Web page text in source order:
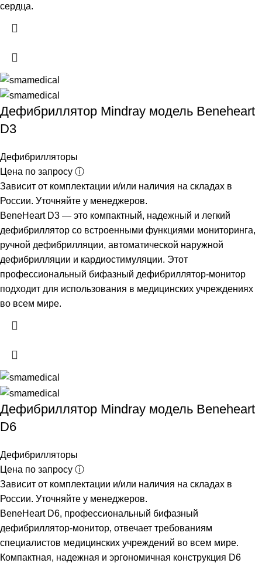
сердца.
Дефибриллятор Mindray модель Beneheart
D3
Дефибрилляторы
Цена по запросу ⓘ
Зависит от комплектации и/или наличия на складах в
России. Уточняйте у менеджеров.
BeneHeart D3 — это компактный, надежный и легкий
дефибриллятор со встроенными функциями мониторинга,
ручной дефибрилляции, автоматической наружной
дефибрилляции и кардиостимуляции. Этот
профессиональный бифазный дефибриллятор-монитор
подходит для использования в медицинских учреждениях
во всем мире.
Дефибриллятор Mindray модель Beneheart
D6
Дефибрилляторы
Цена по запросу ⓘ
Зависит от комплектации и/или наличия на складах в
России. Уточняйте у менеджеров.
BeneHeart D6, профессиональный бифазный
дефибриллятор-монитор, отвечает требованиям
специалистов медицинских учреждений во всем мире.
Компактная, надежная и эргономичная конструкция D6